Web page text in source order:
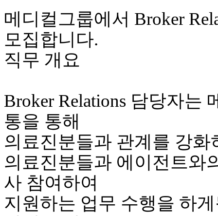
메디컬그룹에서 Broker
모집합니다.
직무 개요
Broker Relations 담당자는
통을 통해
의료진분들과 관계를 강
의료진분들과 에이전트와
사 참여하여
지원하는 업무 수행을 하